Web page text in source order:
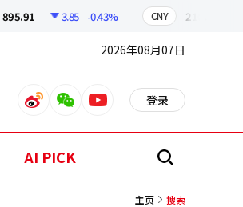
895.91 3.85 -0.43% CNY 210.38
2026年08月07日
weiboweixinyoutube 登录
AI PICK 搜
主页 搜索